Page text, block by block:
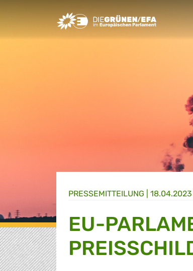
Greens/EFA Home
PRESSE­MITTEILUNG 18.04.2023
EU-